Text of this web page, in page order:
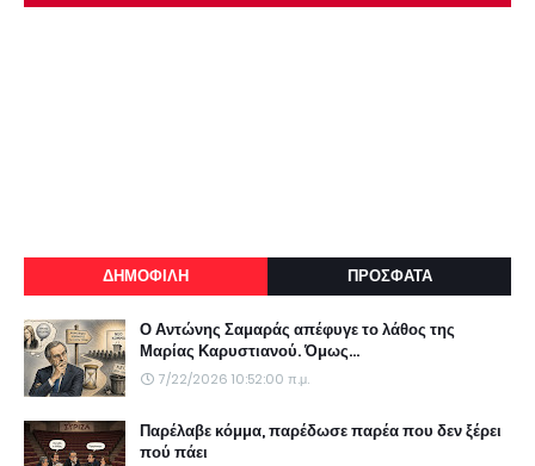
ΔΗΜΟΦΙΛΗ ΠΡΟΣΦΑΤΑ
Ο Αντώνης Σαμαράς απέφυγε το λάθος της
Μαρίας Καρυστιανού. Όμως...
7/22/2026 10:52:00 π.μ.
Παρέλαβε κόμμα, παρέδωσε παρέα που δεν ξέρει
πού πάει